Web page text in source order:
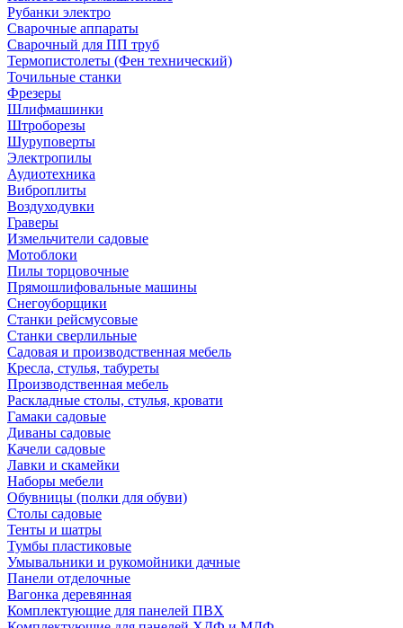
Рубанки электро
Сварочные аппараты
Сварочный для ПП труб
Термопистолеты (Фен технический)
Точильные станки
Фрезеры
Шлифмашинки
Штроборезы
Шуруповерты
Электропилы
Аудиотехника
Виброплиты
Воздуходувки
Граверы
Измельчители садовые
Мотоблоки
Пилы торцовочные
Прямошлифовальные машины
Снегоуборщики
Станки рейсмусовые
Станки сверлильные
Садовая и производственная мебель
Кресла, стулья, табуреты
Производственная мебель
Раскладные столы, стулья, кровати
Гамаки садовые
Диваны садовые
Качели садовые
Лавки и скамейки
Наборы мебели
Обувницы (полки для обуви)
Столы садовые
Тенты и шатры
Тумбы пластиковые
Умывальники и рукомойники дачные
Панели отделочные
Вагонка деревянная
Комплектующие для панелей ПВХ